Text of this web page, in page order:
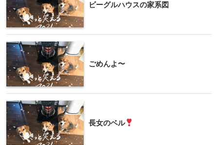
ビーグルハウスの家系図
ごめんよ〜
長女のベル